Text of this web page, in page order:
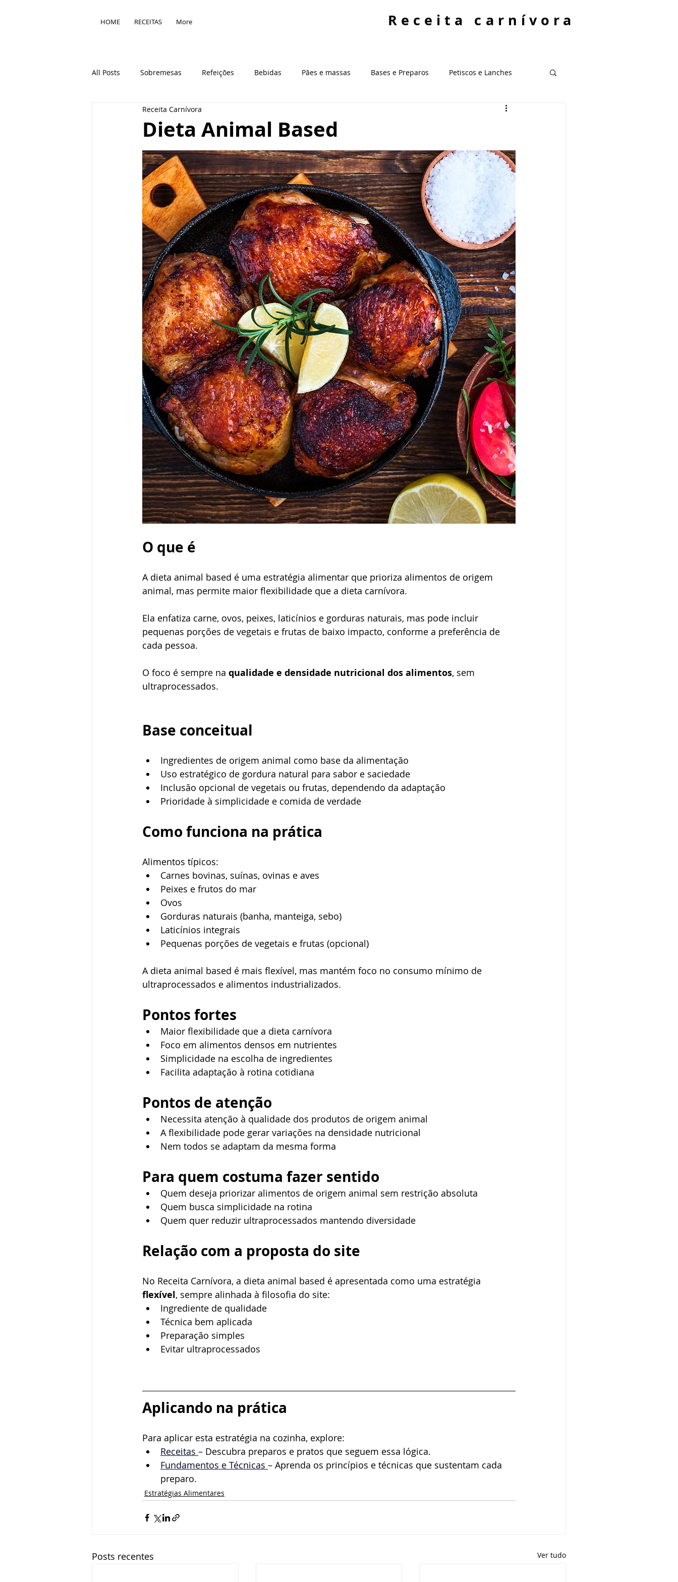
HOME RECEITAS More Receita carnívora
All Posts Sobremesas Refeições Bebidas Pães e massas Bases e Preparos Petiscos e Lanches
Técnicas culinárias Ingredientes
Dieta Animal Based
Receita Carnívora
O que é
A dieta animal based é uma estratégia alimentar que prioriza alimentos de origem
animal, mas permite maior flexibilidade que a dieta carnívora.
Ela enfatiza carne, ovos, peixes, laticínios e gorduras naturais, mas pode incluir
pequenas porções de vegetais e frutas de baixo impacto, conforme a preferência de
cada pessoa.
O foco é sempre na qualidade e densidade nutricional dos alimentos, sem
ultraprocessados.
Base conceitual
Ingredientes de origem animal como base da alimentação
Uso estratégico de gordura natural para sabor e saciedade
Inclusão opcional de vegetais ou frutas, dependendo da adaptação
Prioridade à simplicidade e comida de verdade
Como funciona na prática
Alimentos típicos:
Carnes bovinas, suínas, ovinas e aves
Peixes e frutos do mar
Ovos
Gorduras naturais (banha, manteiga, sebo)
Laticínios integrais
Pequenas porções de vegetais e frutas (opcional)
A dieta animal based é mais flexível, mas mantém foco no consumo mínimo de
ultraprocessados e alimentos industrializados.
Pontos fortes
Maior flexibilidade que a dieta carnívora
Foco em alimentos densos em nutrientes
Simplicidade na escolha de ingredientes
Facilita adaptação à rotina cotidiana
Pontos de atenção
Necessita atenção à qualidade dos produtos de origem animal
A flexibilidade pode gerar variações na densidade nutricional
Nem todos se adaptam da mesma forma
Para quem costuma fazer sentido
Quem deseja priorizar alimentos de origem animal sem restrição absoluta
Quem busca simplicidade na rotina
Quem quer reduzir ultraprocessados mantendo diversidade
Relação com a proposta do site
No Receita Carnívora, a dieta animal based é apresentada como uma estratégia
flexível, sempre alinhada à filosofia do site:
Ingrediente de qualidade
Técnica bem aplicada
Preparação simples
Evitar ultraprocessados
Aplicando na prática
Para aplicar esta estratégia na cozinha, explore:
Receitas – Descubra preparos e pratos que seguem essa lógica.
Fundamentos e Técnicas – Aprenda os princípios e técnicas que sustentam cada
preparo.
Estratégias Alimentares
Posts recentes Ver tudo